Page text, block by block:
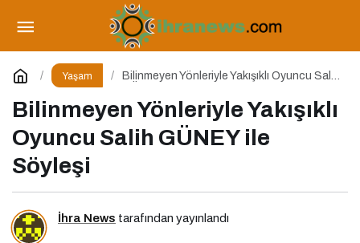
Yaşam
Bilinmeyen Yönleriyle Yakışıklı Oyuncu Salih
Bilinmeyen Yönleriyle Yakışıklı
Oyuncu Salih GÜNEY ile
Söyleşi
İhra News tarafından yayınlandı
Minimalist Beslenme: Az ile Daha Sağlıklı
Yaşamak
Yorum Yap